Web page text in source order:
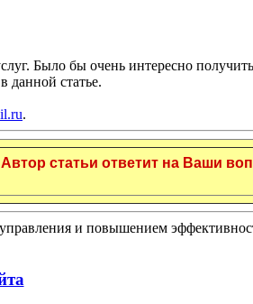
Было бы очень интересно
данной статье.
.
Автор статьи ответит на Ваши
и повышением